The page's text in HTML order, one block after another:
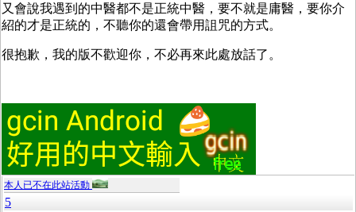
又會說我遇到的中醫都不是正統中醫，要不就是庸醫，要你介
紹的才是正統的，不聽你的還會帶用詛咒的方式。
很抱歉，我的版不歡迎你，不必再來此處放話了。
本人已不在此站活動
5